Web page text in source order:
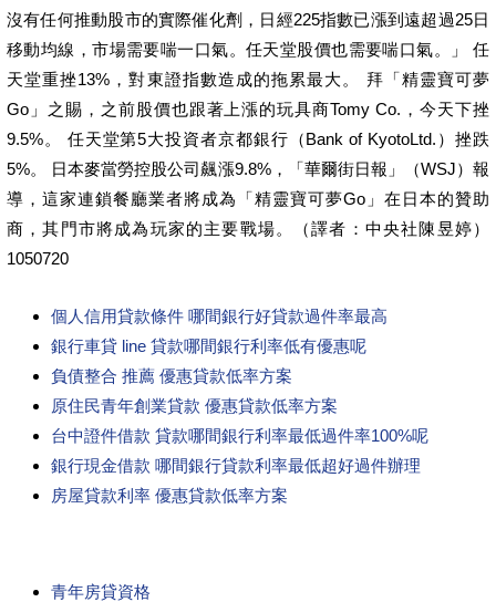
沒有任何推動股市的實際催化劑，日經225指數已漲到遠超過25日
移動均線，市場需要喘一口氣。任天堂股價也需要喘口氣。」 任
天堂重挫13%，對東證指數造成的拖累最大。 拜「精靈寶可夢
Go」之賜，之前股價也跟著上漲的玩具商Tomy Co.，今天下挫
9.5%。 任天堂第5大投資者京都銀行（Bank of KyotoLtd.）挫跌
5%。 日本麥當勞控股公司飆漲9.8%，「華爾街日報」（WSJ）報
導，這家連鎖餐廳業者將成為「精靈寶可夢Go」在日本的贊助
商，其門市將成為玩家的主要戰場。（譯者：中央社陳昱婷）
1050720
個人信用貸款條件 哪間銀行好貸款過件率最高
銀行車貸 line 貸款哪間銀行利率低有優惠呢
負債整合 推薦 優惠貸款低率方案
原住民青年創業貸款 優惠貸款低率方案
台中證件借款 貸款哪間銀行利率最低過件率100%呢
銀行現金借款 哪間銀行貸款利率最低超好過件辦理
房屋貸款利率 優惠貸款低率方案
青年房貸資格